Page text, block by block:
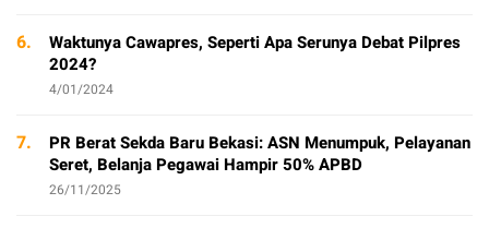
6.
Waktunya Cawapres, Seperti Apa Serunya Debat Pilpres
2024?
4/01/2024
7.
PR Berat Sekda Baru Bekasi: ASN Menumpuk, Pelayanan
Seret, Belanja Pegawai Hampir 50% APBD
26/11/2025